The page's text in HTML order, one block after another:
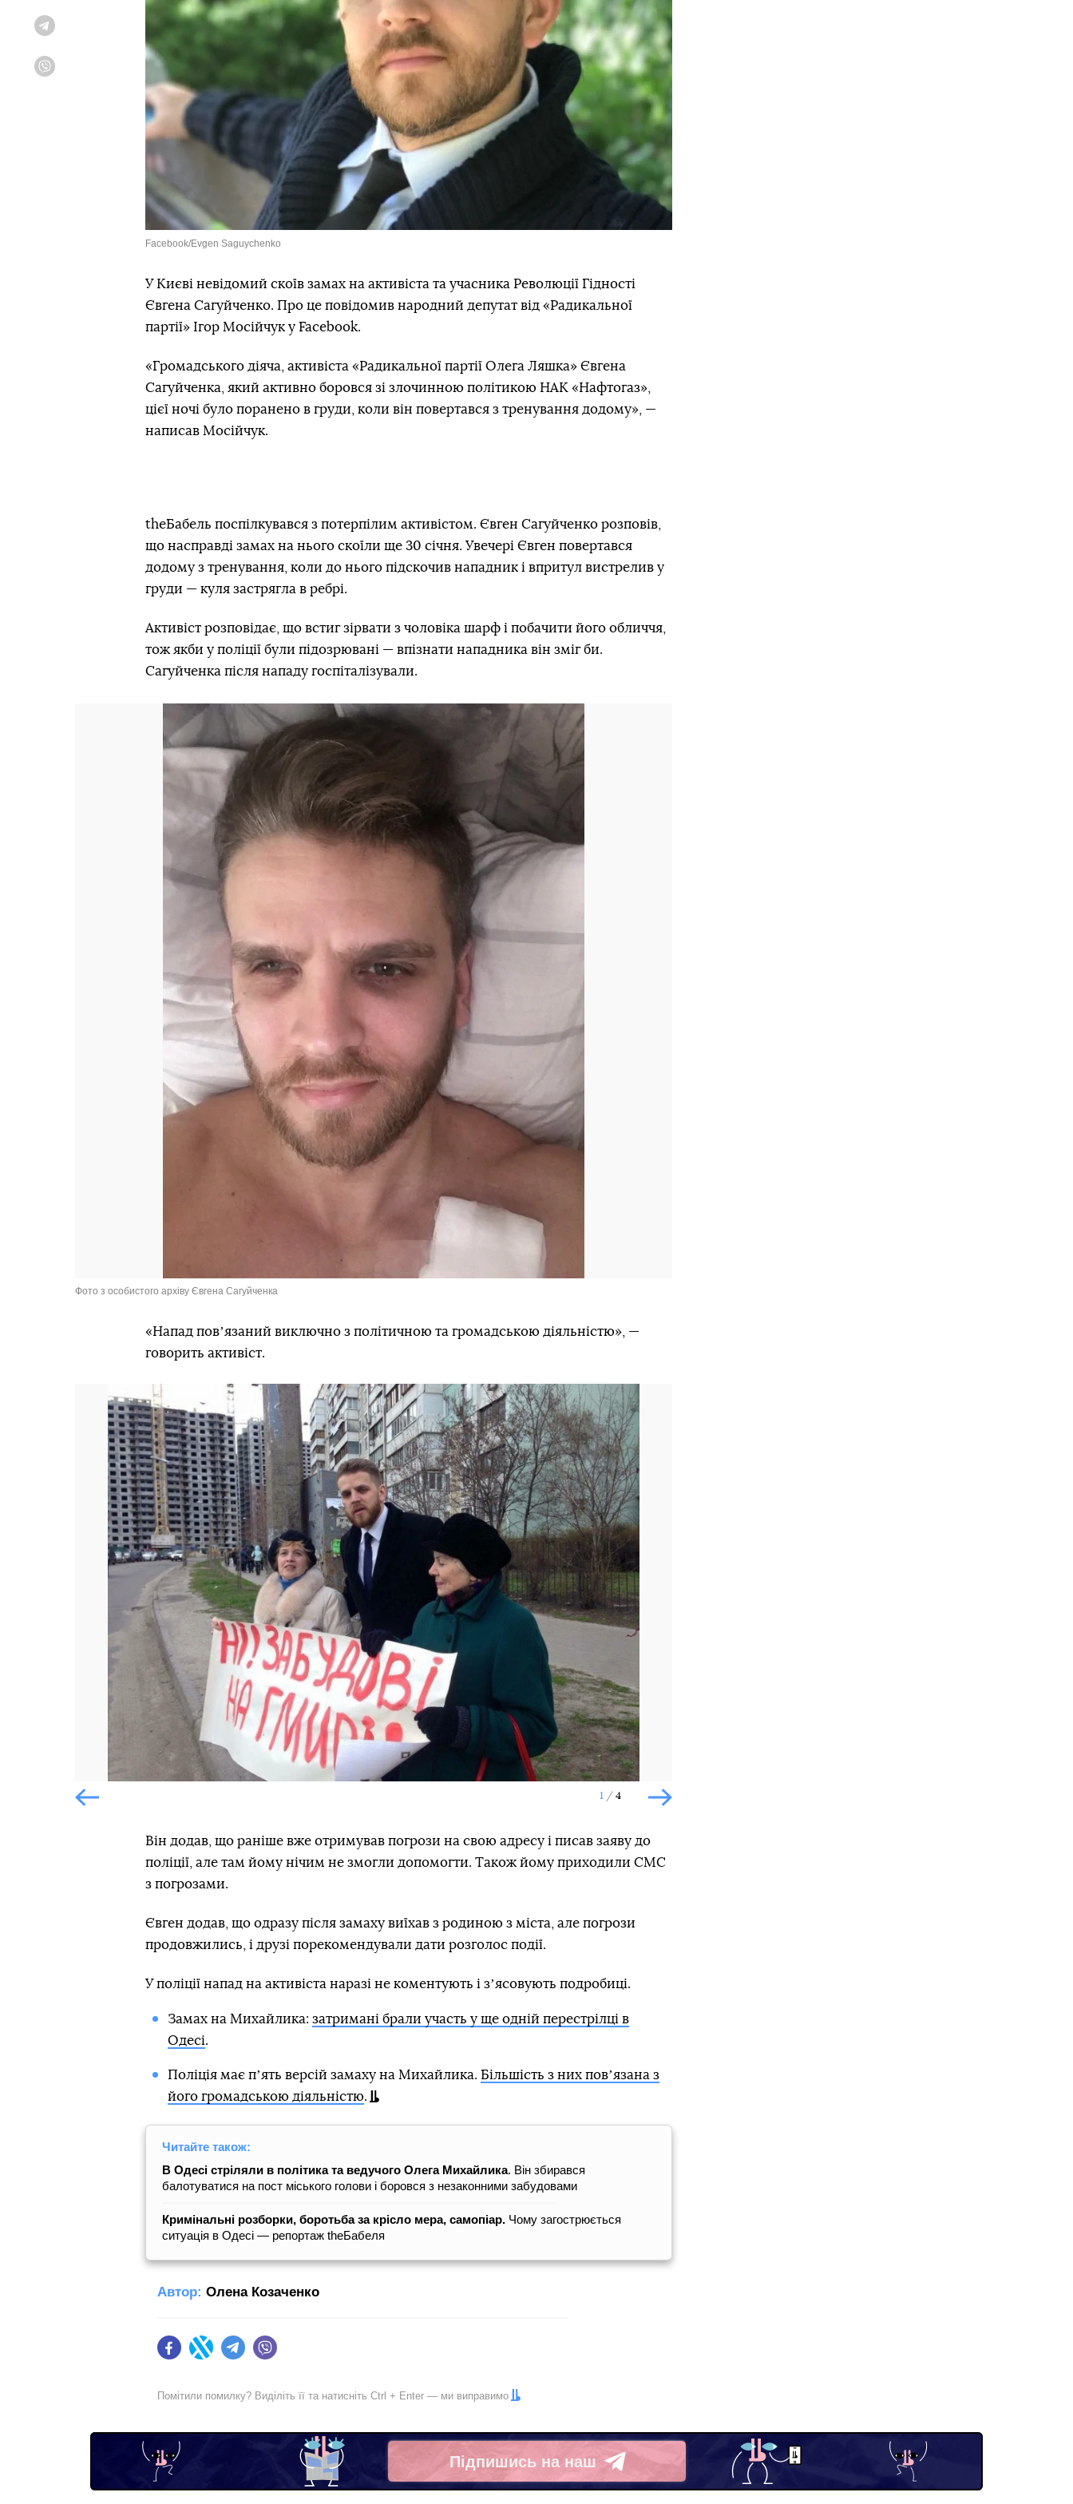
Facebook/Evgen Saguychenko
У Києві невідомий скоїв замах на активіста та учасника Революції Гідності
Євгена Сагуйченко. Про це повідомив народний депутат від «Радикальної
партії» Ігор Мосійчук у Facebook.
«Громадського діяча, активіста «Радикальної партії Олега Ляшка» Євгена
Сагуйченка, який активно боровся зі злочинною політикою НАК «Нафтогаз»,
цієї ночі було поранено в груди, коли він повертався з тренування додому», —
написав Мосійчук.
theБабель поспілкувався з потерпілим активістом. Євген Сагуйченко розповів,
що насправді замах на нього скоїли ще 30 січня. Увечері Євген повертався
додому з тренування, коли до нього підскочив нападник і впритул вистрелив у
груди — куля застрягла в ребрі.
Активіст розповідає, що встиг зірвати з чоловіка шарф і побачити його обличчя,
тож якби у поліції були підозрювані — впізнати нападника він зміг би.
Сагуйченка після нападу госпіталізували.
Фото з особистого архіву Євгена Сагуйченка
«Напад повʼязаний виключно з політичною та громадською діяльністю», —
говорить активіст.
1 4
Попередній слайд Наступний слайд
Наступний слайд
Він додав, що раніше вже отримував погрози на свою адресу і писав заяву до
поліції, але там йому нічим не змогли допомогти. Також йому приходили СМС
з погрозами.
Євген додав, що одразу після замаху виїхав з родиною з міста, але погрози
продовжились, і друзі порекомендували дати розголос події.
У поліції напад на активіста наразі не коментують і зʼясовують подробиці.
Замах на Михайлика: затримані брали участь у ще одній перестрілці в
Одесі.
Поліція має пʼять версій замаху на Михайлика. Більшість з них повʼязана з
його громадською діяльністю.
Читайте також:
В Одесі стріляли в політика та ведучого Олега Михайлика. Він збирався
балотуватися на пост міського голови і боровся з незаконними забудовами
Кримінальні розборки, боротьба за крісло мера, самопіар. Чому загострюється
ситуація в Одесі — репортаж theБабеля
Автор: Олена Козаченко
FacebookTwitter Telegram
Помітили помилку? Виділіть її та натисніть Ctrl + Enter — ми виправимо
Підпишись на наш
Telegram